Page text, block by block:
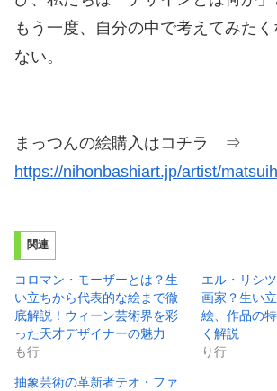
もう一度、自分の中で考えてみた
ない。
まっつんの絵購入はコチラ ⇒
https://nihonbashiart.jp/artist/
関連
コロマン・モーザーとは？生
い立ちから代表的な絵まで徹
底解説！ウィーン芸術界を彩
った天才デザイナーの魅力
も行
エル・リシ
画家？生い
絵、作品の
く解説
り行
抽象芸術の革新者テオ・ファ